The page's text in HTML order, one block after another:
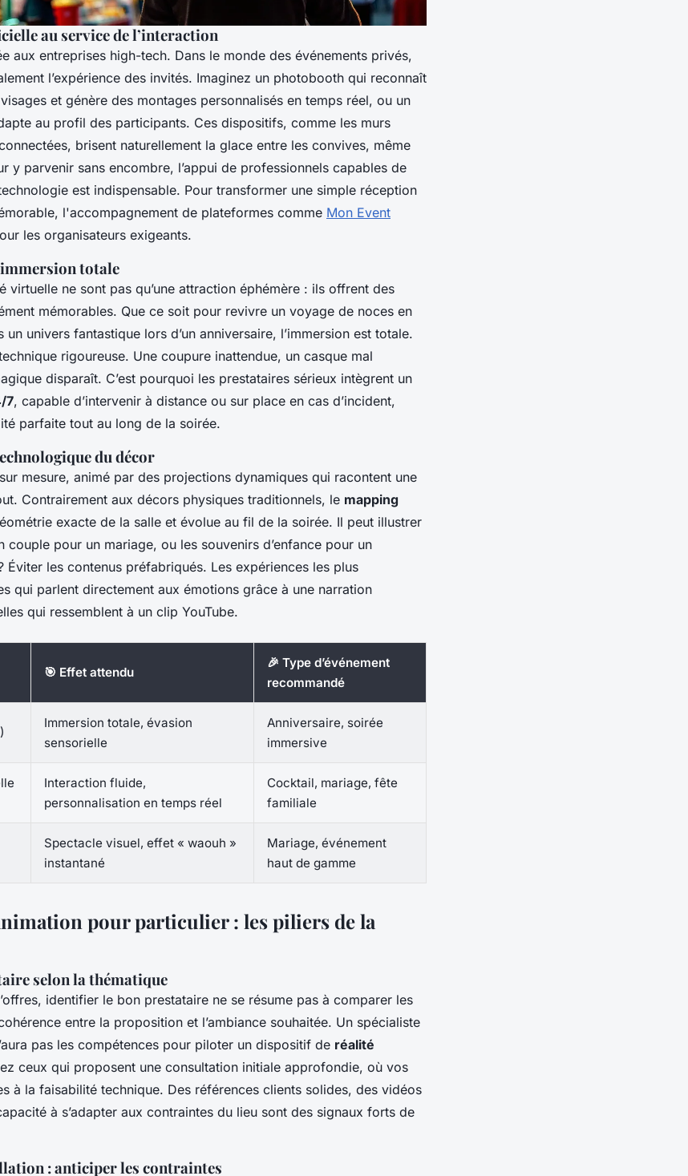
au service de l’interaction
aux entreprises high-tech. Dans le monde des événements privés,
l’expérience des invités. Imaginez un photobooth qui reconnaît
et génère des montages personnalisés en temps réel, ou un
au profil des participants. Ces dispositifs, comme les murs
brisent naturellement la glace entre les convives, même
y parvenir sans encombre, l’appui de professionnels capables de
est indispensable. Pour transformer une simple réception
l'accompagnement de plateformes comme Mon Event
les organisateurs exigeants.
totale
virtuelle ne sont pas qu’une attraction éphémère : ils offrent des
mémorables. Que ce soit pour revivre un voyage de noces en
univers fantastique lors d’un anniversaire, l’immersion est totale.
rigoureuse. Une coupure inattendue, un casque mal
disparaît. C’est pourquoi les prestataires sérieux intègrent un
7, capable d’intervenir à distance ou sur place en cas d’incident,
parfaite tout au long de la soirée.
du décor
mesure, animé par des projections dynamiques qui racontent une
Contrairement aux décors physiques traditionnels, le mapping
exacte de la salle et évolue au fil de la soirée. Il peut illustrer
couple pour un mariage, ou les souvenirs d’enfance pour un
Éviter les contenus préfabriqués. Les expériences les plus
qui parlent directement aux émotions grâce à une narration
qui ressemblent à un clip YouTube.
🎯 Effet attendu
🎉 Type d’événement
recommandé
Immersion totale, évasion
sensorielle
Anniversaire, soirée
immersive
Interaction fluide,
personnalisation en temps réel
Cocktail, mariage, fête
familiale
Spectacle visuel, effet « waouh »
instantané
Mariage, événement
haut de gamme
pour particulier : les piliers de la
selon la thématique
identifier le bon prestataire ne se résume pas à comparer les
entre la proposition et l’ambiance souhaitée. Un spécialiste
pas les compétences pour piloter un dispositif de réalité
ceux qui proposent une consultation initiale approfondie, où vos
à la faisabilité technique. Des références clients solides, des vidéos
à s’adapter aux contraintes du lieu sont des signaux forts de
: anticiper les contraintes